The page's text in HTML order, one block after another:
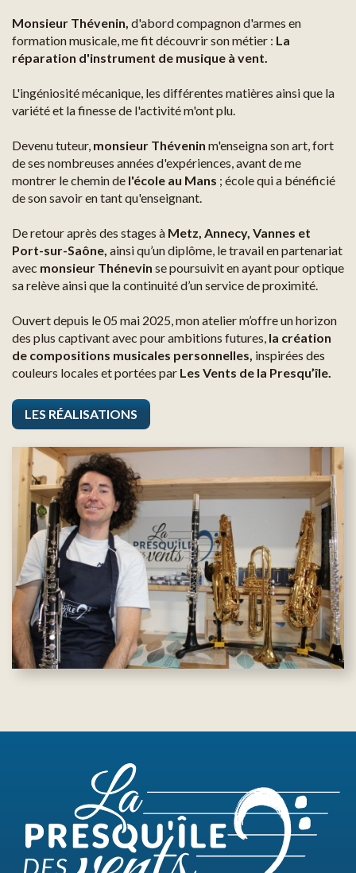
Monsieur Thévenin, d'abord compagnon d'armes en
formation musicale, me fit découvrir son métier : La
réparation d'instrument de musique à vent.
L'ingéniosité mécanique, les différentes matières ainsi que la
variété et la finesse de l'activité m'ont plu.
Devenu tuteur, monsieur Thévenin m'enseigna son art, fort
de ses nombreuses années d'expériences, avant de me
montrer le chemin de l'école au Mans ; école qui a bénéficié
de son savoir en tant qu'enseignant.
De retour après des stages à Metz, Annecy, Vannes et
Port-sur-Saône, ainsi qu’un diplôme, le travail en partenariat
avec monsieur Thénevin se poursuivit en ayant pour optique
sa relève ainsi que la continuité d’un service de proximité.
Ouvert depuis le 05 mai 2025, mon atelier m’offre un horizon
des plus captivant avec pour ambitions futures, la création
de compositions musicales personnelles, inspirées des
couleurs locales et portées par Les Vents de la Presqu’île.
LES RÉALISATIONS